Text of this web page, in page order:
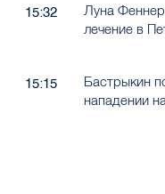
15:32
Луна
лечение в
15:15
Бастрыкин
нападении